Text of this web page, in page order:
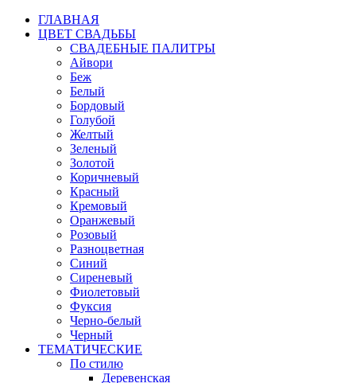
ГЛАВНАЯ
ЦВЕТ СВАДЬБЫ
СВАДЕБНЫЕ ПАЛИТРЫ
Айвори
Беж
Белый
Бордовый
Голубой
Желтый
Зеленый
Золотой
Коричневый
Красный
Кремовый
Оранжевый
Розовый
Разноцветная
Синий
Сиреневый
Фиолетовый
Фуксия
Черно-белый
Черный
ТЕМАТИЧЕСКИЕ
По стилю
Деревенская